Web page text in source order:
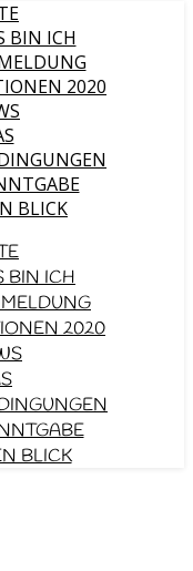
BIN ICH
2020
BLICK
BIN ICH
2020
BLICK